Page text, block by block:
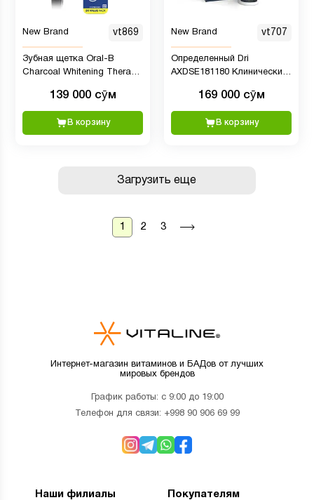
New Brand vt869
Зубная щетка Oral-B
Charcoal Whitening Therapy,
139 000 сӯм
В корзину
New Brand vt707
Определенный Dri
AXDSE181180 Клинический
Prescription Strength, 1,20
унции
169 000 сӯм
В корзину
Загрузить еще
1 2 3
Интернет-магазин витаминов и БАДов от лучших
мировых брендов
График работы: с 9:00 до 19:00
Телефон для связи: +998 90 906 69 99
Наши филиалы Покупателям